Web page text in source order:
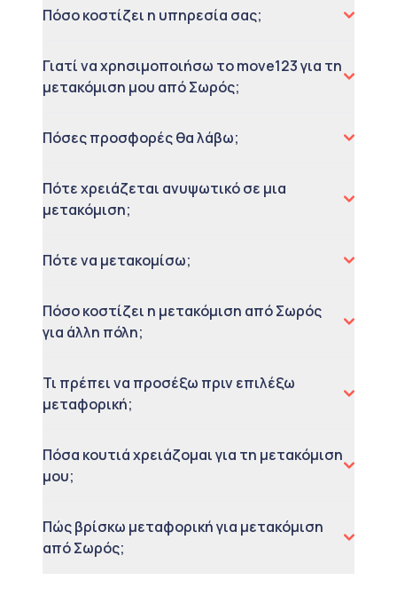
Πόσο κοστίζει η υπηρεσία σας;
Γιατί να χρησιμοποιήσω το move123 για τη
μετακόμιση μου από Σωρός;
Πόσες προσφορές θα λάβω;
Πότε χρειάζεται ανυψωτικό σε μια
μετακόμιση;
Πότε να μετακομίσω;
Πόσο κοστίζει η μετακόμιση από Σωρός
για άλλη πόλη;
Τι πρέπει να προσέξω πριν επιλέξω
μεταφορική;
Πόσα κουτιά χρειάζομαι για τη μετακόμιση
μου;
Πώς βρίσκω μεταφορική για μετακόμιση
από Σωρός;